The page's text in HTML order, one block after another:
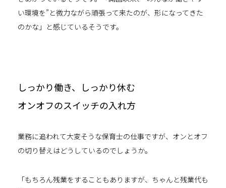
い環境を”と微力ながら頑張って来たのが、形になってきた
のかな」と感じているそうです。
しっかり働き、しっかり休む
オンオフのスイッチの入れ方
業務に追われて大変そうな保育士の仕事ですが、オンとオフ
の切り替えはどうしているのでしょうか。
「もちろん残業をすることもありますが、ちゃんと残業代も